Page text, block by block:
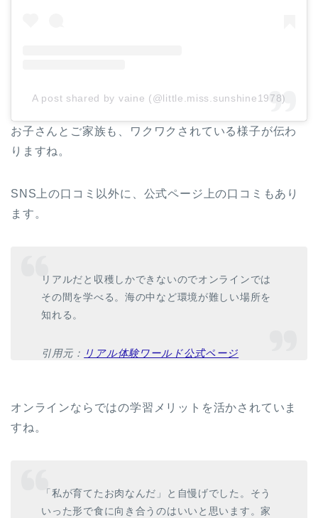
A post shared by vaine (@little.miss.sunshine1978)
お子さんとご家族も、ワクワクされている様子が伝わ
りますね。
SNS上の口コミ以外に、公式ページ上の口コミもあり
ます。
リアルだと収穫しかできないのでオンラインでは
その間を学べる。海の中など環境が難しい場所を
知れる。
引用元： リアル体験ワールド公式ページ
オンラインならではの学習メリットを活かされていま
すね。
「私が育てたお肉なんだ」と自慢げでした。そう
いった形で食に向き合うのはいいと思います。家